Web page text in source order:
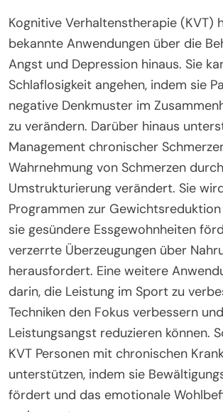
Kognitive Verhaltenstherapie (KVT)
bekannte Anwendungen über die
Angst und Depression hinaus. Sie
Schlaflosigkeit angehen, indem sie
negative Denkmuster im
zu verändern. Darüber hinaus
Management chronischer
Wahrnehmung von Schmerzen
Umstrukturierung verändert. Sie
Programmen zur
sie gesündere Essgewohnheiten
verzerrte Überzeugungen über
herausfordert. Eine weitere
darin, die Leistung im Sport zu
Techniken den Fokus verbessern und
Leistungsangst reduzieren können.
KVT Personen mit chronischen
unterstützen, indem sie
fördert und das emotionale